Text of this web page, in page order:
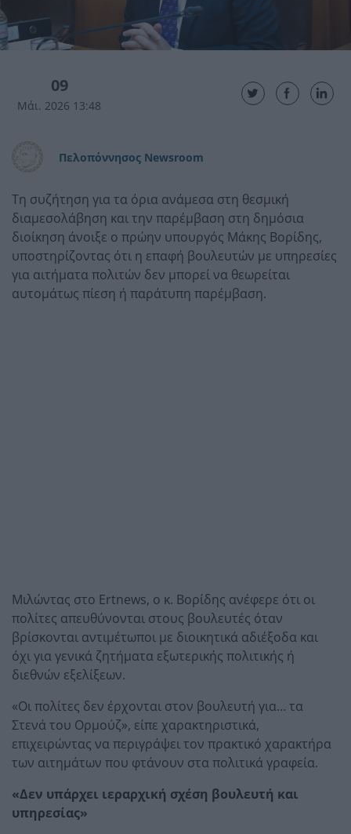
09
Μάι. 2026 13:48
Πελοπόννησος Newsroom
Τη συζήτηση για τα όρια ανάμεσα στη θεσμική
διαμεσολάβηση και την παρέμβαση στη δημόσια
διοίκηση άνοιξε ο πρώην υπουργός Μάκης Βορίδης,
υποστηρίζοντας ότι η επαφή βουλευτών με υπηρεσίες
για αιτήματα πολιτών δεν μπορεί να θεωρείται
αυτομάτως πίεση ή παράτυπη παρέμβαση.
Μιλώντας στο Ertnews, ο κ. Βορίδης ανέφερε ότι οι
πολίτες απευθύνονται στους βουλευτές όταν
βρίσκονται αντιμέτωποι με διοικητικά αδιέξοδα και
όχι για γενικά ζητήματα εξωτερικής πολιτικής ή
διεθνών εξελίξεων.
«Οι πολίτες δεν έρχονται στον βουλευτή για… τα
Στενά του Ορμούζ», είπε χαρακτηριστικά,
επιχειρώντας να περιγράψει τον πρακτικό χαρακτήρα
των αιτημάτων που φτάνουν στα πολιτικά γραφεία.
«Δεν υπάρχει ιεραρχική σχέση βουλευτή και
υπηρεσίας»